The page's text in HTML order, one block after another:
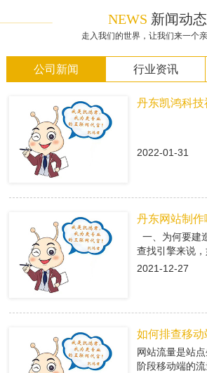
NEWS 新闻动态
走入我们的世界，让我们来一个
公司新闻 行业资讯
2022-01-31
丹东网站制作
一、为何要
查找引擎来说，
擎baidu、360
导进入推行型网
有的优势，
网站制作是怎
2021-12-27
如何排查移动
网站流量是站
阶段移动端的